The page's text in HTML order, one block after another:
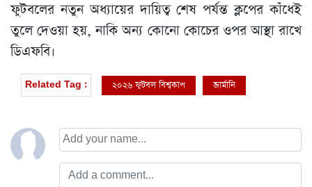
ফুটবলের নতুন অধ্যায়ের দায়িত্ব শেষ পর্যন্ত ক্লপের কাঁধেই
তুলে দেওয়া হয়, নাকি অন্য কোনো কোচের ওপর আস্থা রাখে
ডিএফবি।
Related Tag : ২০২৬ ফুটবল বিশ্বকাপ জার্মানি